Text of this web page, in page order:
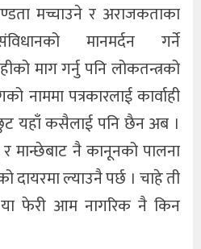
मच्चाउने र अराजकताका
मानमर्दन गर्ने
माग गर्नु पनि लोकतन्त्रको
नाममा पत्रकारलाई कार्वाही
यहाँ कसैलाई पनि छैन अब ।
मान्छेबाट नै कानूनको पालना
ल्याउनै पर्छ । चाहे ती
फेरी आम नागरिक नै किन